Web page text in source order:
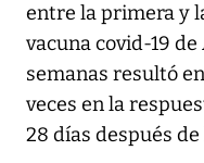
entre la primera y
vacuna covid-19
semanas resultó
veces en la
28 días después